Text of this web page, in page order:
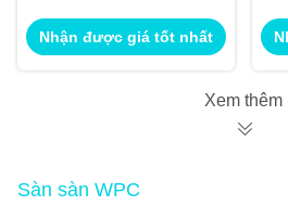
dụng hệ thống ốp
tường ngoại thất
Nhận được giá tốt nhất
Xem thêm
Sàn sàn WPC